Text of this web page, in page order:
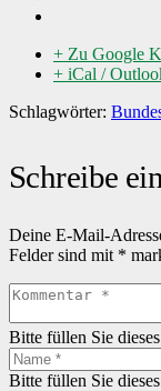
+ Zu Google
+ iCal /
Schlagwörter:
Schreibe
Deine E-Mail-
Felder sind mit *
Bitte füllen Sie
Bitte füllen Sie